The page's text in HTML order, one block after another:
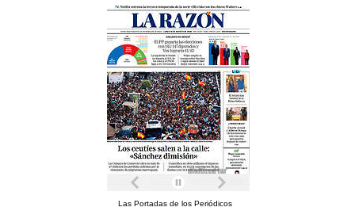
Las Portadas de los Periódicos